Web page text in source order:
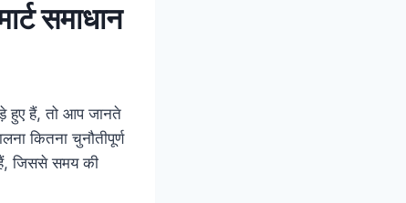
समाधान
हुए हैं, तो आप जानते
कितना चुनौतीपूर्ण
हैं, जिससे समय की